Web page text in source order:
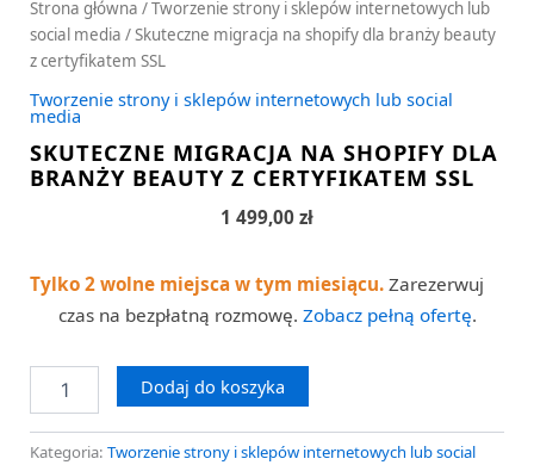
Strona główna /Tworzenie strony i sklepów internetowych lub
social media / Skuteczne migracja na shopify dla branży beauty
z certyfikatem SSL
Tworzenie strony i sklepów internetowych lub social
media
SKUTECZNE MIGRACJA NA SHOPIFY DLA
BRANŻY BEAUTY Z CERTYFIKATEM SSL
1 499,00 zł
Tylko 2 wolne miejsca w tym miesiącu. Zarezerwuj
czas na bezpłatną rozmowę. Zobacz pełną ofertę.
Dodaj do koszyka
Kategoria: Tworzenie strony i sklepów internetowych lub social